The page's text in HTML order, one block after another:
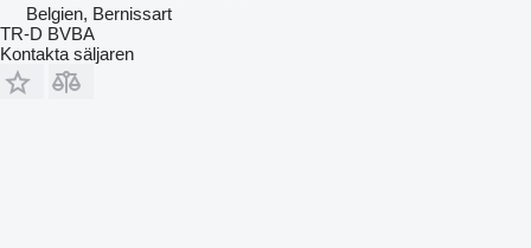
Belgien, Bernissart
TR-D BVBA
Kontakta säljaren